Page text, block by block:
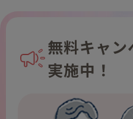
無料キャン
実施中！